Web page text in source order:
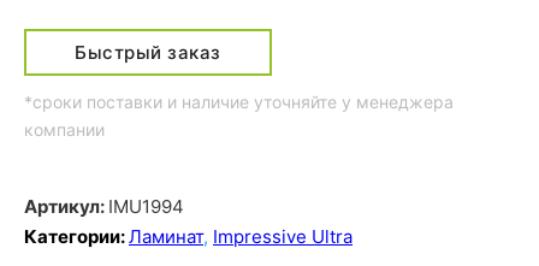
Быстрый заказ
*сроки поставки и наличие уточняйте у менеджера
компании
Артикул: IMU1994
Категории:Ламинат, Impressive Ultra